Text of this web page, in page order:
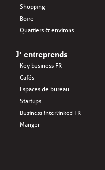
Shopping
Boire
Quartiers & environs
J’ entreprends
Key business FR
Cafés
Espaces de bureau
Startups
Business interlinked FR
Manger